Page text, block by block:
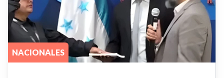
NACIONALES